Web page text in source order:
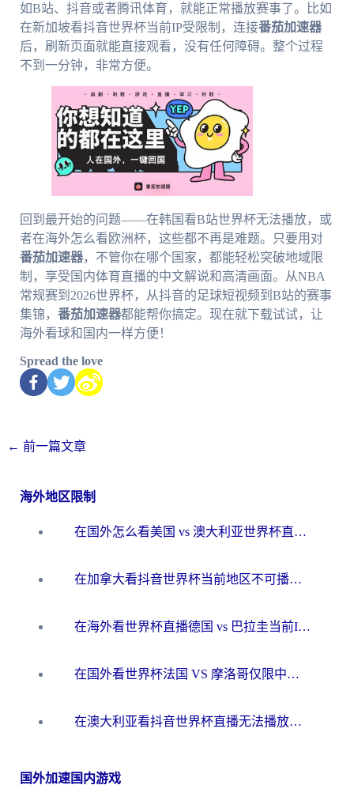
如B站、抖音或者腾讯体育，就能正常播放赛事了。比如
在新加坡看抖音世界杯当前IP受限制，连接番茄加速器
后，刷新页面就能直接观看，没有任何障碍。整个过程
不到一分钟，非常方便。
回到最开始的问题——在韩国看B站世界杯无法播放，或
者在海外怎么看欧洲杯，这些都不再是难题。只要用对
番茄加速器，不管你在哪个国家，都能轻松突破地域限
制，享受国内体育直播的中文解说和高清画面。从NBA
常规赛到2026世界杯，从抖音的足球短视频到B站的赛事
集锦， 番茄加速器都能帮你搞定。现在就下载试试，让
海外看球和国内一样方便！
Spread the love
← 前一篇文章
海外地区限制
在国外怎么看美国 vs 澳大利亚世界杯直播？海外党必藏的中文解说观赛指南
在加拿大看抖音世界杯当前地区不可播放？海外党体育观赛终极指南
在海外看世界杯直播德国 vs 巴拉圭当前IP受限制？这篇指南帮你轻松解决地区限制
在国外看世界杯法国 VS 摩洛哥仅限中国大陆？别让地域限制拦下你的欢呼
在澳大利亚看抖音世界杯直播无法播放？海外党体育观赛终极指南来了！
国外加速国内游戏